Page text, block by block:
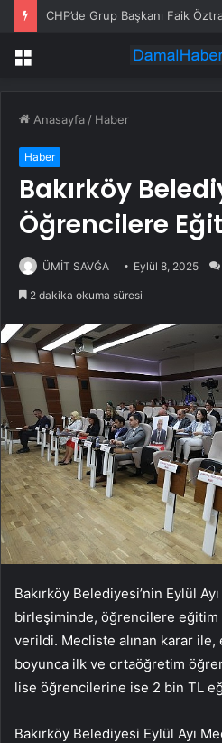
CHP’de Grup Başkanı Faik
Menü
Anasayfa / Haber
Haber
Bakırköy
Öğrencilere
ÜMİT SAVĞA Eylül 8, 2025
2 dakika okuma süresi
Bakırköy Belediyesi’nin Eylül
birleşiminde, öğrencilere eğitim
verildi. Mecliste alınan karar
boyunca ilk ve ortaöğretim
lise öğrencilerine ise 2 bin TL
Bakırköy Belediyesi Eylül Ayı